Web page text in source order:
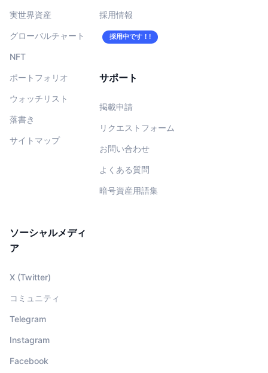
実世界資産
グローバルチャート
NFT
ポートフォリオ
ウォッチリスト
落書き
サイトマップ
採用情報
採用中です！!
サポート
掲載申請
リクエストフォーム
お問い合わせ
よくある質問
暗号資産用語集
ソーシャルメディ
ア
X (Twitter)
コミュニティ
Telegram
Instagram
Facebook